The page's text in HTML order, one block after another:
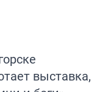
выставка,